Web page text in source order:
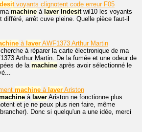
voyants clignotent code erreur F05
machine à laver Indesitwil10 les voyants
différé, arrêt cuve pleine. Quelle pièce faut-il
à laver AWF1373 Arthur Martin
à réparer la carte électronique de ma
Arthur Martin. De la fumée et une odeur de
de la machine après avoir sélectionné le
machine à laver Ariston
à laver Ariston ne fonctionne plus.
et je ne peux plus rien faire, même
Donc si quelqu'un a une idée, merci